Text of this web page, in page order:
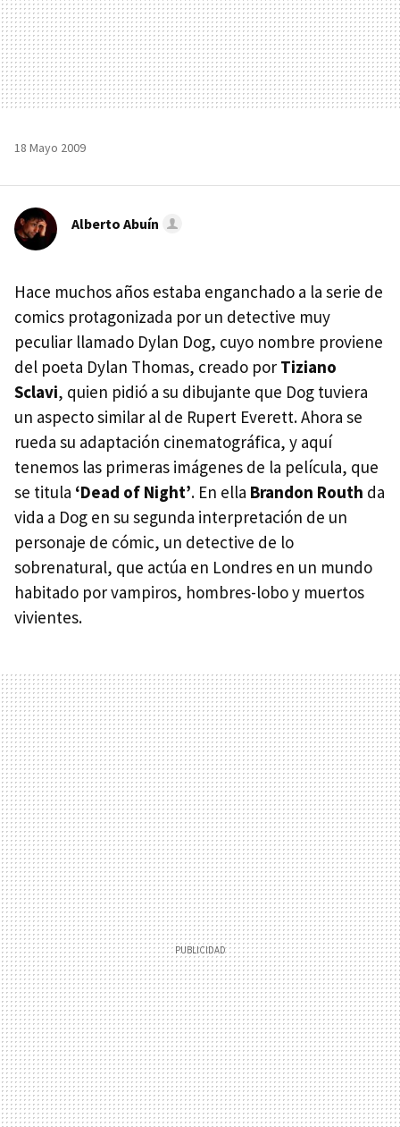
18 Mayo 2009
Alberto Abuín
Hace muchos años estaba enganchado a la serie de
comics protagonizada por un detective muy
peculiar llamado Dylan Dog, cuyo nombre proviene
del poeta Dylan Thomas, creado por Tiziano
Sclavi, quien pidió a su dibujante que Dog tuviera
un aspecto similar al de Rupert Everett. Ahora se
rueda su adaptación cinematográfica, y aquí
tenemos las primeras imágenes de la película, que
se titula ‘Dead of Night’. En ella Brandon Routh da
vida a Dog en su segunda interpretación de un
personaje de cómic, un detective de lo
sobrenatural, que actúa en Londres en un mundo
habitado por vampiros, hombres-lobo y muertos
vivientes.